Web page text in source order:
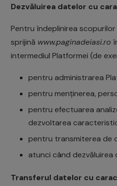
Dezvăluirea datelor cu
Pentru îndeplinirea
sprijină www.paginadeiasi.ro
intermediul Platformei (de
pentru administrarea
pentru menținerea,
pentru efectuarea
dezvoltarea
pentru transmiterea de
atunci când
Transferul datelor cu